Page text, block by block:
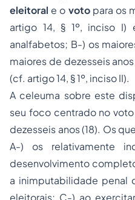
eleitoral e o voto para os
artigo 14, § 1º, inciso
analfabetos; B-) os
maiores de dezesseis
(cf. artigo 14, § 1º, inciso II).
A celeuma sobre este
seu foco centrado no
dezesseis anos (18). Os
A-) os relativamente
desenvolvimento
a inimputabilidade penal
eleitorais; C-) ao